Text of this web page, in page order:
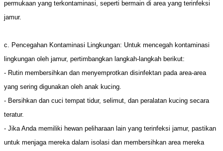
permukaan yang terkontaminasi, seperti bermain di area yang terinfeksi
jamur.
c. Pencegahan Kontaminasi Lingkungan: Untuk mencegah kontaminasi
lingkungan oleh jamur, pertimbangkan langkah-langkah berikut:
- Rutin membersihkan dan menyemprotkan disinfektan pada area-area
yang sering digunakan oleh anak kucing.
- Bersihkan dan cuci tempat tidur, selimut, dan peralatan kucing secara
teratur.
- Jika Anda memiliki hewan peliharaan lain yang terinfeksi jamur, pastikan
untuk menjaga mereka dalam isolasi dan membersihkan area mereka